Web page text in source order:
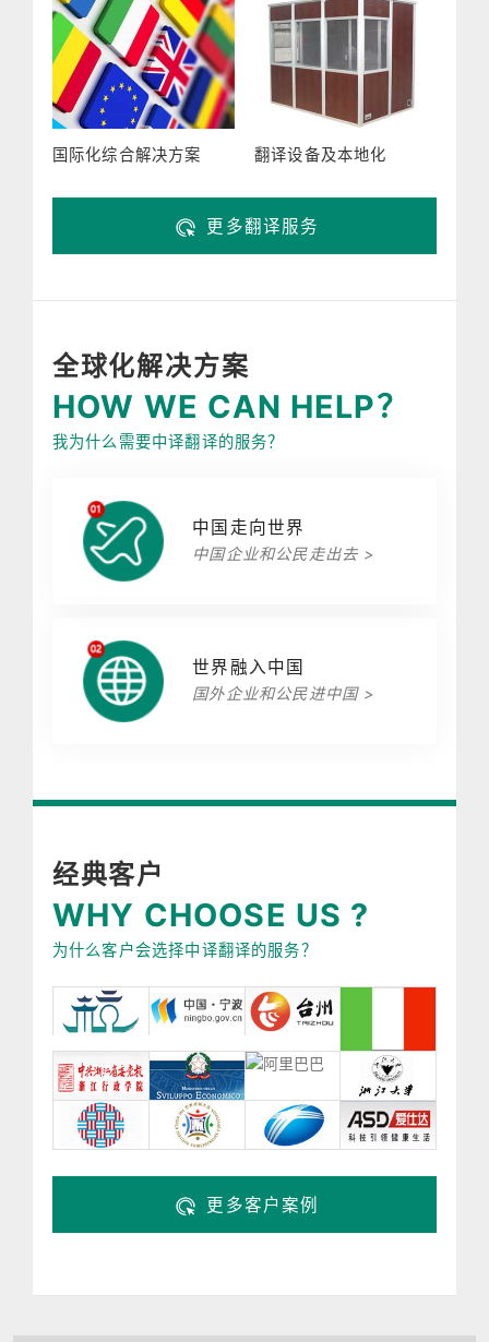
国际化综合解决方案 翻译设备及本地化
更多翻译服务
全球化解决方案
HOW WE CAN HELP？
我为什么需要中译翻译的服务？
中国走向世界
中国企业和公民走出去 >
世界融入中国
国外企业和公民进中国 >
经典客户
WHY CHOOSE US ?
为什么客户会选择中译翻译的服务？
更多客户案例